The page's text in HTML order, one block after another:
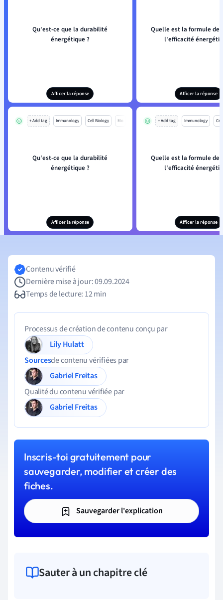
Qu'est-ce que la durabilité
énergétique ?
Afficer la réponse
Quelle est la formule de
l'efficacité
Afficer la réponse
+ Add tag Immunology Cell Biology Mo
Qu'est-ce que la durabilité
énergétique ?
Afficer la réponse
+ Add tag Immunology
Quelle est la formule de
l'efficacité
Afficer la réponse
Contenu vérifié
Dernière mise à jour: 09.09.2024
Temps de lecture: 12 min
Processus de création de contenu conçu par
Lily Hulatt
Sourcesde contenu vérifiées par
Gabriel Freitas
Qualité du contenu vérifiée par
Gabriel Freitas
Inscris-toi gratuitement pour
sauvegarder, modifier et créer des
fiches.
Sauvegarder l'explication
Sauter à un chapitre clé